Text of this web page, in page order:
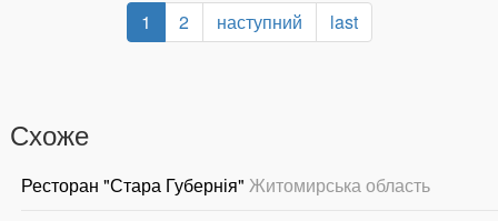
1 2 наступний last
Схоже
Ресторан "Стара Губернія" Житомирська область